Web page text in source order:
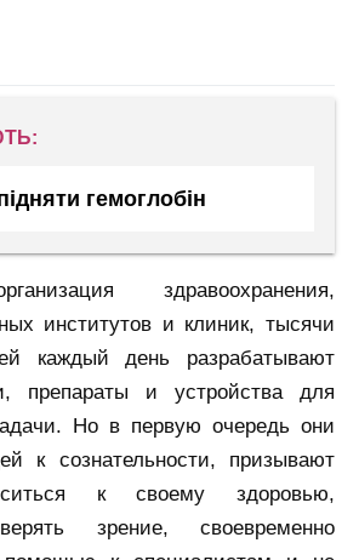
гемоглобін
здравоохранения,
институтов и клиник, тысячи
каждый день разрабатывают
препараты и устройства для
Но в первую очередь они
к сознательности, призывают
к своему здоровью,
зрение, своевременно